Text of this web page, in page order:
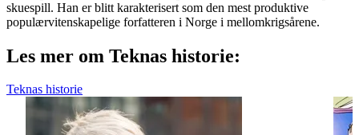
skuespill. Han er blitt karakterisert som den mest produktive
populærvitenskapelige forfatteren i Norge i mellomkrigsårene.
Les mer om Teknas historie:
Teknas historie